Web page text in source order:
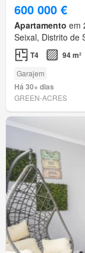
600 000 €
Apartamento em
Seixal, Distrito de
T4 94 m²
Garajem
Há 30+ dias
GREEN-ACRES